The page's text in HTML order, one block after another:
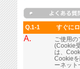
Q.1-1 すぐに
A.
ご使用
(Cookie
は、
Cookie
ーネッ